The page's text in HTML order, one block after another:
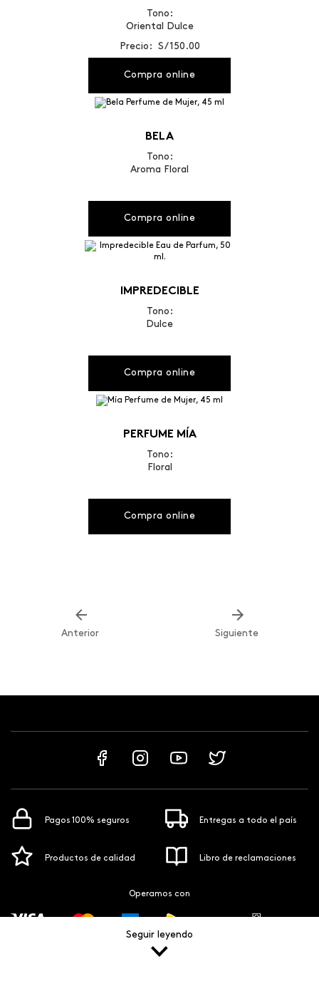
Seguir leyendo
Tono:
Oriental Dulce
Precio: S/ 150.00
Compra online
BELA
Tono:
Aroma Floral
Compra online
IMPREDECIBLE
Tono:
Dulce
Compra online
PERFUME MÍA
Tono:
Floral
Compra online
Anterior Siguiente
Pagos 100% seguros Entregas a todo el país
Productos de calidad Libro de reclamaciones
Operamos con